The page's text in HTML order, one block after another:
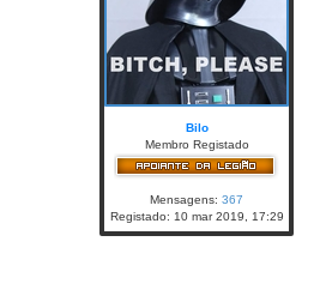
Bilo
Membro Registado
Mensagens: 367
Registado: 10 mar 2019, 17:29